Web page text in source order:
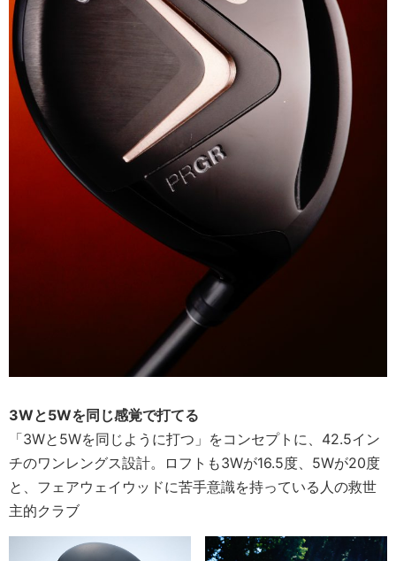
3Wと5Wを同じ感覚で打てる
「3Wと5Wを同じように打つ」をコンセプトに、42.5イン
チのワンレングス設計。ロフトも3Wが16.5度、5Wが20度
と、フェアウェイウッドに苦手意識を持っている人の救世
主的クラブ